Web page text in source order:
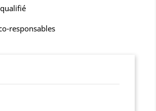
responsables